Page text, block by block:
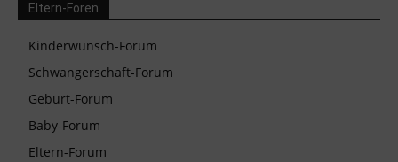
Eltern-Foren
Kinderwunsch-Forum
Schwangerschaft-Forum
Geburt-Forum
Baby-Forum
Eltern-Forum